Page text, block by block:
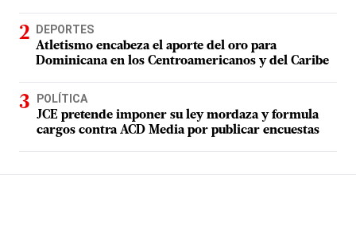
DEPORTES
Atletismo encabeza el aporte del oro para
Dominicana en los Centroamericanos y del Caribe
POLÍTICA
JCE pretende imponer su ley mordaza y formula
cargos contra ACD Media por publicar encuestas